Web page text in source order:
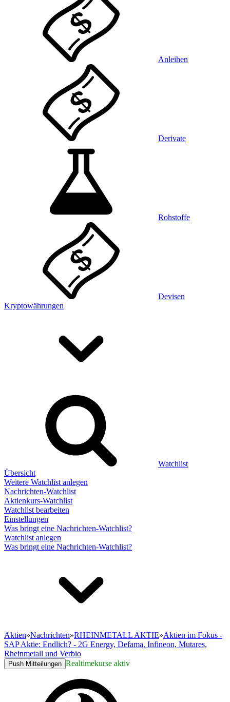
Anleihen
Derivate
Rohstoffe
Devisen
Kryptowährungen
Watchlist
Übersicht
Weitere Watchlist anlegen
Nachrichten-Watchlist
Aktienkurs-Watchlist
Watchlist bearbeiten
Einstellungen
Was bringt eine Nachrichten-Watchlist?
Watchlist anlegen
Was bringt eine Nachrichten-Watchlist?
Aktien»Nachrichten»RHEINMETALL AKTIE»Aktien im Fokus -
SAP Aktie: Endlich? - 2G Energy, Defama, Infineon, Mutares,
Rheinmetall und Verbio
Push Mitteilungen Realtimekurse aktiv